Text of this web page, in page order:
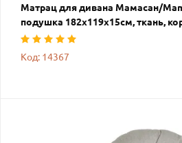
Матрац для дивана Мамасан/
подушка 182х119х15см, ткань,
Код: 14367